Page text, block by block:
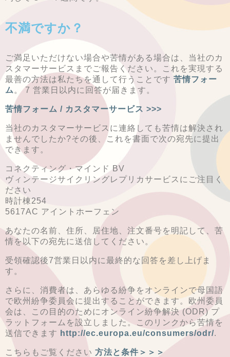
不満ですか？
ご満足いただけない場合や苦情がある場合は、当社のカ
スタマーサービスまでご報告ください。これを実現する
最善の方法は私たちを通して行うことです 苦情フォー
ム 。 7 営業日以内に回答が届きます。
苦情フォーム / カスタマーサービス >>>
当社のカスタマーサービスに連絡しても苦情は解決され
ませんでしたか?その後、これを書面で次の宛先に提出
できます。
コネクティング・マインド BV
ヴィンテージサイクリングレプリカサービスにご注目く
ださい
時計棟254
5617AC アイントホーフェン
あなたの名前、住所、居住地、注文番号を明記して、苦
情を以下の宛先に送信してください。
受領確認後7営業日以内に最終的な回答を差し上げま
す。
さらに、消費者は、あらゆる紛争をオンラインで母国語
で欧州紛争委員会に提出することができます。欧州委員
会は、この目的のためにオンライン紛争解決 (ODR) プ
ラットフォームを設立しました。このリンクから苦情を
送信できます http://ec.europa.eu/consumers/odr/.
こちらもご覧ください 方法と条件＞＞＞